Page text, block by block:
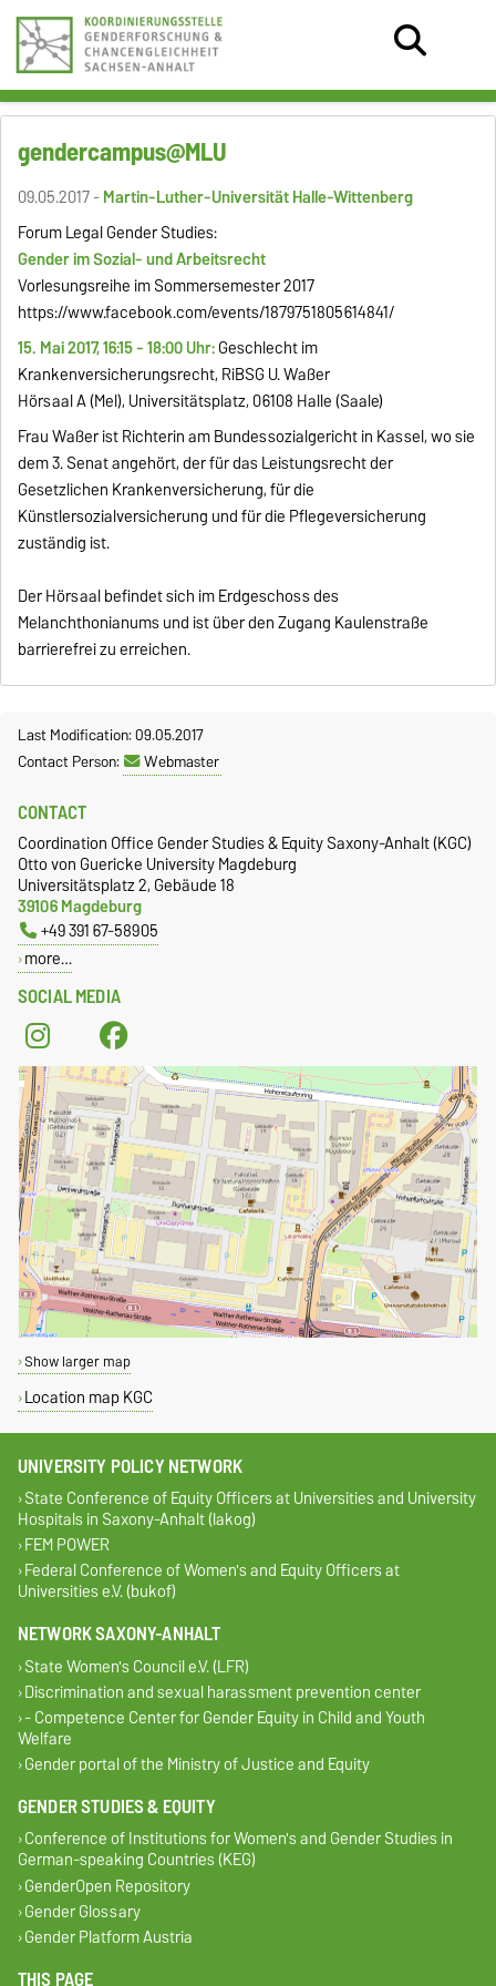
gendercampus@MLU
09.05.2017 -Martin-Luther-Universität Halle-Wittenberg
Forum Legal Gender Studies:
Gender im Sozial- und Arbeitsrecht
Vorlesungsreihe im Sommersemester 2017
https://www.facebook.com/events/1879751805614841/
15. Mai 2017, 16:15 - 18:00 Uhr:Geschlecht im
Krankenversicherungsrecht, RiBSG U. Waßer
Hörsaal A (Mel), Universitätsplatz, 06108 Halle (Saale)
Frau Waßer ist Richterin am Bundessozialgericht in Kassel, wo sie
dem 3. Senat angehört, der für das Leistungsrecht der
Gesetzlichen Krankenversicherung, für die
Künstlersozialversicherung und für die Pflegeversicherung
zuständig ist.
Der Hörsaal befindet sich im Erdgeschoss des
Melanchthonianums und ist über den Zugang Kaulenstraße
barrierefrei zu erreichen.
Last Modification: 09.05.2017
Contact Person:
Webmaster
SOCIAL MEDIA
CONTACT
Coordination Office Gender Studies & Equity Saxony-Anhalt (KGC)
Otto von Guericke University Magdeburg
Universitätsplatz 2, Gebäude 18
39106 Magdeburg
+49 391 67-58905
more…
Show larger map
Location map KGC
UNIVERSITY POLICY NETWORK
State Conference of Equity Officers at Universities and University
Hospitals in Saxony-Anhalt (lakog)
FEM POWER
Federal Conference of Women's and Equity Officers at
Universities e.V. (bukof)
NETWORK SAXONY-ANHALT
State Women's Council e.V. (LFR)
Discrimination and sexual harassment prevention center
- Competence Center for Gender Equity in Child and Youth
Welfare
Gender portal of the Ministry of Justice and Equity
GENDER STUDIES & EQUITY
Conference of Institutions for Women's and Gender Studies in
German-speaking Countries (KEG)
GenderOpen Repository
Gender Glossary
Gender Platform Austria
THIS PAGE